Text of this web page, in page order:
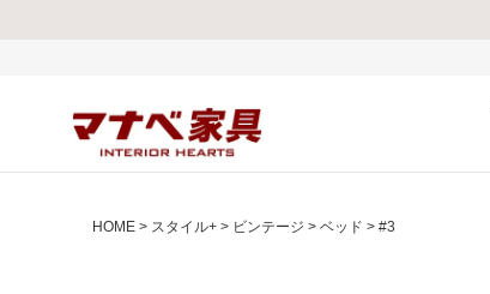
HOME スタイル+ ビンテージ ベッド #3